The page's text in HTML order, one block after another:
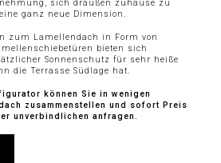
sich draußen zuhause zu
ganz neue Dimension.
zum Lamellendach in Form von
bieten sich
Sonnenschutz für sehr heiße
die Terrasse Südlage hat.
können Sie in wenigen
zusammenstellen und sofort Preis
unverbindlichen anfragen.